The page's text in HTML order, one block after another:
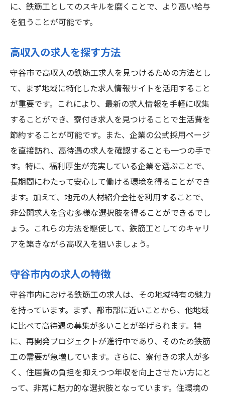
に、鉄筋工としてのスキルを磨くことで、より高い給与
を狙うことが可能です。
高収入の求人を探す方法
守谷市で高収入の鉄筋工求人を見つけるための方法とし
て、まず地域に特化した求人情報サイトを活用すること
が重要です。これにより、最新の求人情報を手軽に収集
することができ、寮付き求人を見つけることで生活費を
節約することが可能です。また、企業の公式採用ページ
を直接訪れ、高待遇の求人を確認することも一つの手で
す。特に、福利厚生が充実している企業を選ぶことで、
長期間にわたって安心して働ける環境を得ることができ
ます。加えて、地元の人材紹介会社を利用することで、
非公開求人を含む多様な選択肢を得ることができるでし
ょう。これらの方法を駆使して、鉄筋工としてのキャリ
アを築きながら高収入を狙いましょう。
守谷市内の求人の特徴
守谷市内における鉄筋工の求人は、その地域特有の魅力
を持っています。まず、都市部に近いことから、他地域
に比べて高待遇の募集が多いことが挙げられます。特
に、再開発プロジェクトが進行中であり、そのため鉄筋
工の需要が急増しています。さらに、寮付きの求人が多
く、住居費の負担を抑えつつ年収を向上させたい方にと
って、非常に魅力的な選択肢となっています。住環境の